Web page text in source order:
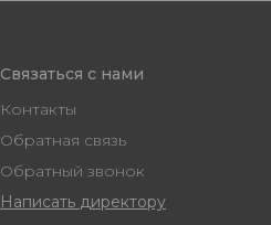
Связаться с нами
Контакты
Обратная связь
Обратный звонок
Написать директору